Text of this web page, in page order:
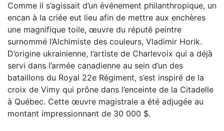
Comme il s’agissait d’un événement philanthropique, un
encan à la criée eut lieu afin de mettre aux enchères
une magnifique toile, œuvre du réputé peintre
surnommé l’Alchimiste des couleurs, Vladimir Horik.
D’origine ukrainienne, l’artiste de Charlevoix qui a déjà
servi dans l’armée canadienne au sein d’un des
bataillons du Royal 22e Régiment, s’est inspiré de la
croix de Vimy qui prône dans l’enceinte de la Citadelle
à Québec. Cette œuvre magistrale a été adjugée au
montant impressionnant de 30 000 $.